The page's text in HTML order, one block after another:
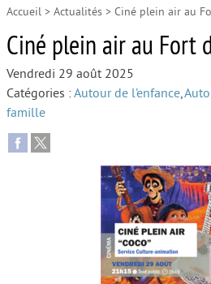
Accueil
Autour de la
Autour de la petite
Autour de
Protéger les
Face au
Face au
Accueil > Actualités > Ciné plein air au
Ciné plein air au Fort
Vendredi 29 août 2025
Catégories :Autour de l’enfance,
famille